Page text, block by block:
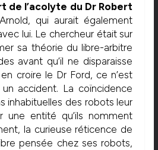
de l’acolyte du Dr Robert
qui aurait également
lui. Le chercheur était sur
sa théorie du libre-arbitre
avant qu’il ne disparaisse
croire le Dr Ford, ce n’est
accident. La coïncidence
inhabituelles des robots leur
une entité qu’ils nomment
la curieuse réticence de
pensée chez ses robots,